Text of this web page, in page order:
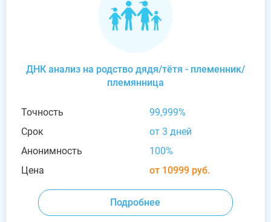
ДНК анализ на родство дядя/тётя - племенник/
племянница
Точность
99,999%
Срок
от 3 дней
Анонимность
100%
Цена
от 10999 руб.
Подробнее